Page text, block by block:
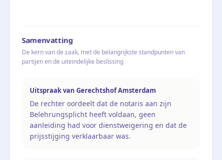
Samenvatting
De kern van de zaak, met de belangrijkste standpunten van
partijen en de uiteindelijke beslissing
Uitspraak van Gerechtshof Amsterdam
De rechter oordeelt dat de notaris aan zijn
Belehrungsplicht heeft voldaan, geen
aanleiding had voor dienstweigering en dat de
prijsstijging verklaarbaar was.